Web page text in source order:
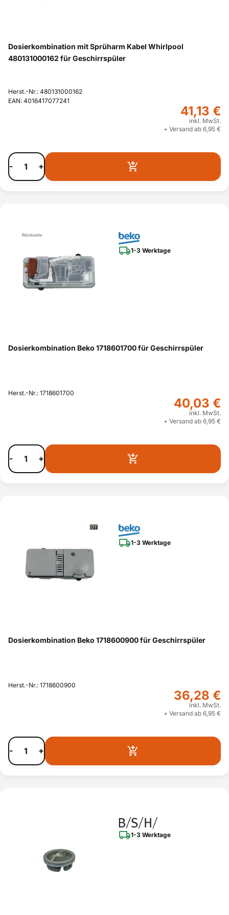
Dosierkombination mit Sprüharm Kabel Whirlpool
480131000162 für Geschirrspüler
Herst.-Nr.: 480131000162
EAN: 4016417077241
41,13 €
inkl. MwSt.
+ Versand ab 6,95 €
- +
1-3 Werktage
Dosierkombination Beko 1718601700 für Geschirrspüler
Herst.-Nr.: 1718601700
40,03 €
inkl. MwSt.
+ Versand ab 6,95 €
- +
1-3 Werktage
Dosierkombination Beko 1718600900 für Geschirrspüler
Herst.-Nr.: 1718600900
36,28 €
inkl. MwSt.
+ Versand ab 6,95 €
- +
1-3 Werktage